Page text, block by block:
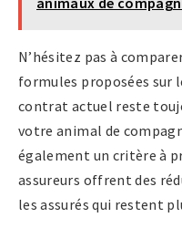
N’hésitez pas à
formules proposées sur
contrat actuel reste
votre animal de
également un critère à
assureurs offrent des
les assurés qui restent